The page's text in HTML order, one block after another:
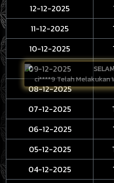
ci****9 Telah Melakukan
12-12-2025
11-12-2025
10-12-2025
09-12-2025
08-12-2025
07-12-2025
06-12-2025
05-12-2025
04-12-2025